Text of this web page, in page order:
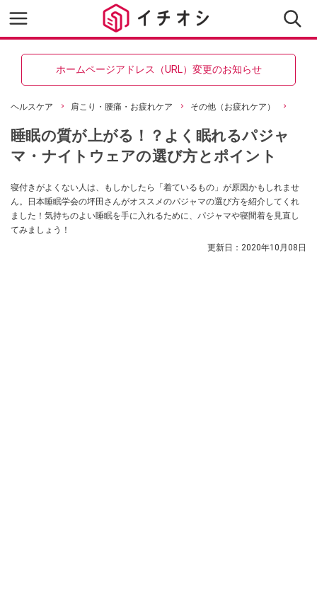
ホームページアドレス（URL）変更のお知らせ
ヘルスケア 肩こり・腰痛・お疲れケア その他（お疲れケア）
睡眠の質が上がる！？よく眠れるパジャ
マ・ナイトウェアの選び方とポイント
寝付きがよくない人は、もしかしたら「着ているもの」が原因かもしれませ
ん。日本睡眠学会の坪田さんがオススメのパジャマの選び方を紹介してくれ
ました！気持ちのよい睡眠を手に入れるために、パジャマや寝間着を見直し
てみましょう！
更新日： 2020年10月08日